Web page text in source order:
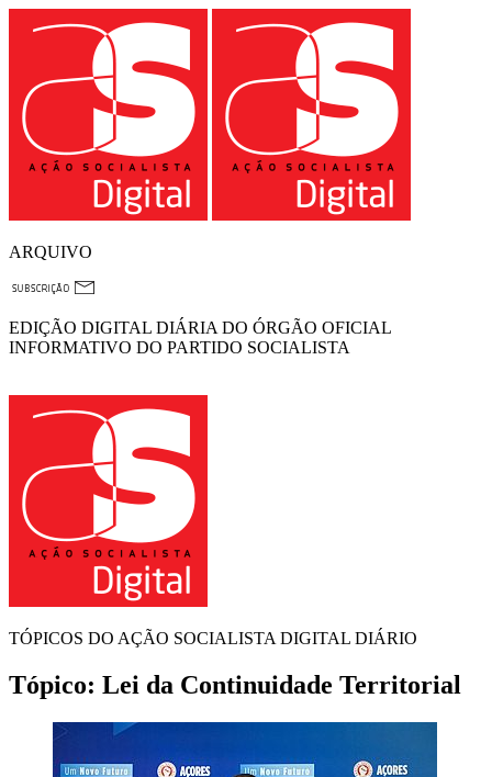
ARQUIVO
EDIÇÃO DIGITAL DIÁRIA DO ÓRGÃO OFICIAL
INFORMATIVO DO PARTIDO SOCIALISTA
TÓPICOS DO AÇÃO SOCIALISTA DIGITAL DIÁRIO
Tópico: Lei da Continuidade Territorial